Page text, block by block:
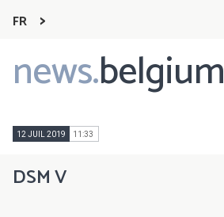
FR
news.belgium
Main
navigation
12 JUIL 2019 11:33
DSM V